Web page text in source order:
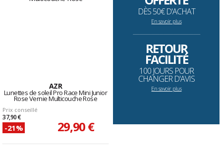
AZR
Lunettes de soleil Pro Race Mini Junior
Rose Vernie Multicouche Rose
Prix conseillé
37,90 €
-21% 29,90 €
DÈS 50€ D'ACHAT
En savoir plus
--------------------------------------------------------------------
RETOUR
FACILITÉ
100 JOURS POUR
CHANGER D'AVIS
En savoir plus